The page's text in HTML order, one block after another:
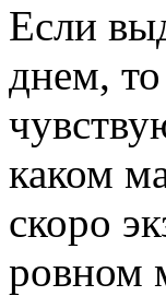
Если
днем,
каком
скоро
ровном